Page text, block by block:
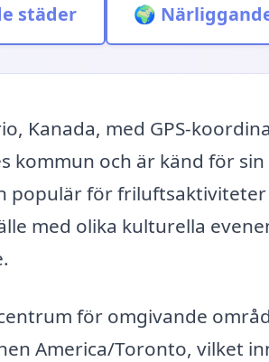
städer 🌍
Kanada, med GPS-
kommun och är känd för
populär för
med olika kulturella
för omgivande
America/Toronto, vilket